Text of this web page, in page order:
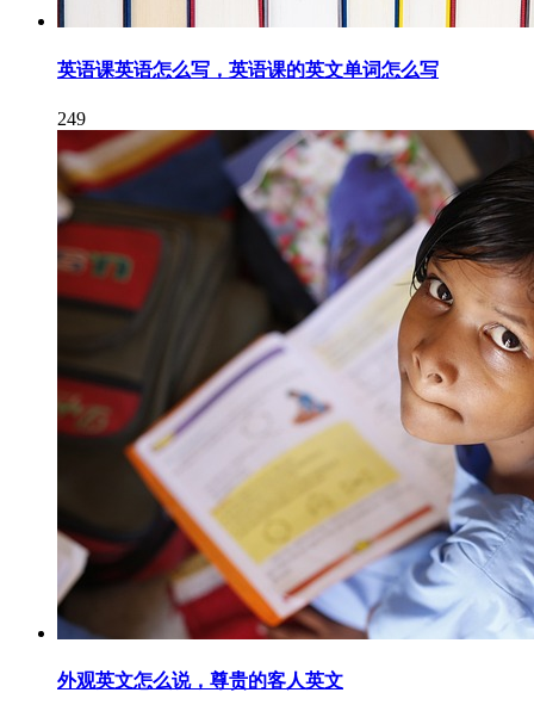
英语课英语怎么写，英语课的英文单词怎么写
249
外观英文怎么说，尊贵的客人英文